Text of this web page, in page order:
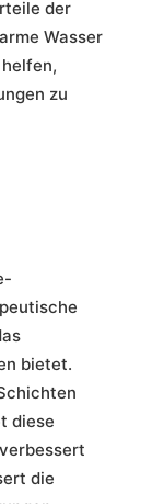
der
Wasser
zu
bietet.
diese
die